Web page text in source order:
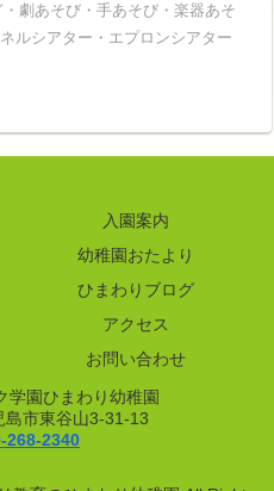
劇あそび・手あそび・楽器あそ
ルシアター・エプロンシアター
入園案内
幼稚園おたより
ひまわりブログ
アクセス
お問い合わせ
学園ひまわり幼稚園
市東谷山3-31-13
268-2340